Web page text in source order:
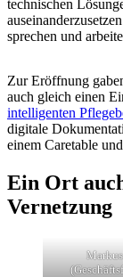
technischen
sprechen und
Zur Eröffnung
auch gleich einen
intelligenten
digitale
einem Caretable
Ein Ort
Vernetzung